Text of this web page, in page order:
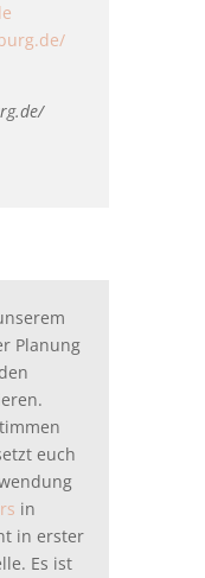
Planung
euch
in
in erster
Es ist